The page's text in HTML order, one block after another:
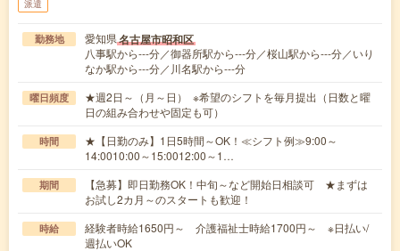
派遣
勤務地 愛知県名古屋市昭和区
八事駅から---分／御器所駅から---分／桜山駅から---分／いり
なか駅から---分／川名駅から---分
曜日頻度
★週2日～（月～日） ※希望のシフトを毎月提出（日数と曜
日の組み合わせや固定も可）
時間
★【日勤のみ】1日5時間～OK！≪シフト例≫9:00～
14:0010:00～15:0012:00～1…
期間
【急募】即日勤務OK！中旬～など開始日相談可 ★まずは
お試し2カ月～のスタートも歓迎！
時給
経験者時給1650円～ 介護福祉士時給1700円～ ※日払い/
週払いOK